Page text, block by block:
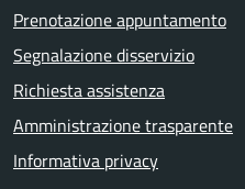
Prenotazione appuntamento
Segnalazione disservizio
Richiesta assistenza
Amministrazione trasparente
Informativa privacy